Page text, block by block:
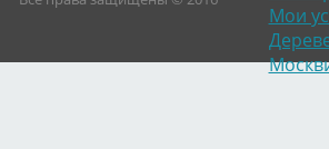
Вячеслав Малежик
Мои